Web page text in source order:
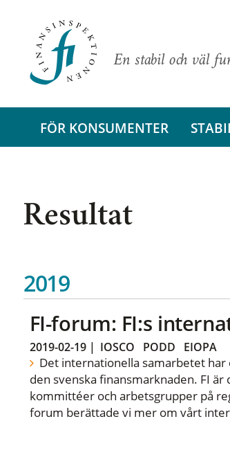
En stabil och väl
FÖR KONSUMENTER
Resultat
2019
FI-forum: FI:s
2019-02-19| IOSCO PODD EIOPA
Det internationella samarbetet
den svenska finansmarknaden. FI
kommittéer och arbetsgrupper på
forum berättade vi mer om vårt